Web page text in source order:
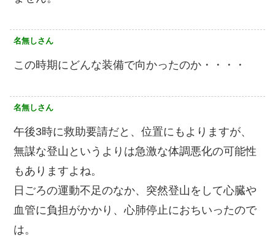
名無しさん
この時期にどんな装備で向かったのか・・・・
名無しさん
午後3時に救助要請だと、位置にもよりますが、
無謀な登山というよりは急激な体調悪化の可能性
もありますよね。
日ごろの運動不足のなか、突然登山をして心臓や
血管に負担がかかり、心肺停止におちいったので
は。